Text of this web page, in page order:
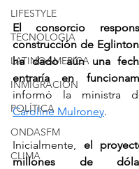
LIFESTYLE
TECNOLOGIA
LATINOAMERICA
INMIGRACION
POLÍTICA
ONDASFM
CLIMA
El consorcio
construcción de
ha dado aún una
entraría en
Caroline Mulroney.
Inicialmente, el
millones de